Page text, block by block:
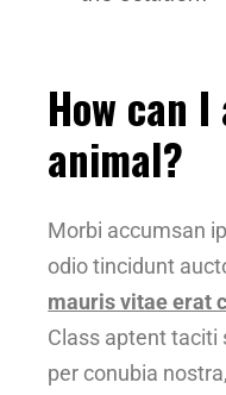
How can
animal?
Morbi accumsan
odio tincidunt
mauris vitae erat
Class aptent taciti
per conubia